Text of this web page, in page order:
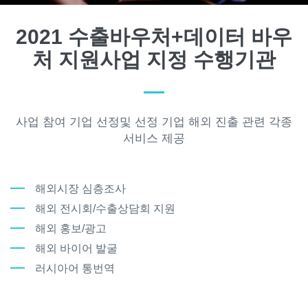
2021 수출바우처+데이터 바우
처 지원사업 지정 수행기관
사업 참여 기업 선정및 선정 기업 해외 진출 관련 각종
서비스 제공
해외시장 심층조사
해외 전시회/수출상담회 지원
해외 홍보/광고
해외 바이어 발굴
러시아어 통번역